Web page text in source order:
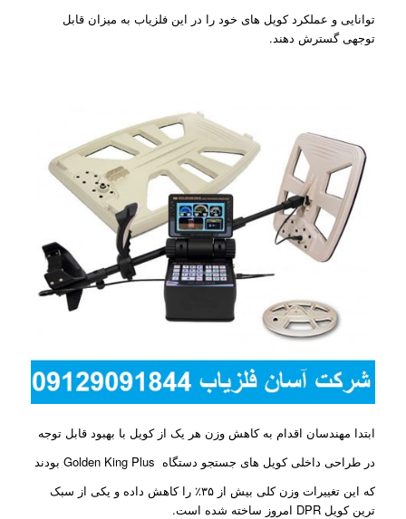
توانایی و عملکرد کویل های خود را در این فلزیاب به میزان قابل
توجهی گسترش دهند.
ابتدا مهندسان اقدام به کاهش وزن هر یک از کویل با بهبود قابل توجه
در طراحی داخلی کویل های جستجو دستگاه Golden King Plus بودند
که این تغییرات وزن کلی بیش از ۳۵٪ را کاهش داده و یکی از سبک
ترین کویل DPR امروز ساخته شده است.